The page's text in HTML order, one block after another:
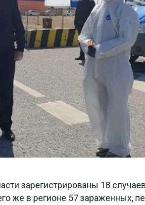
зарегистрированы 18 случаев
же в регионе 57 зараженных,